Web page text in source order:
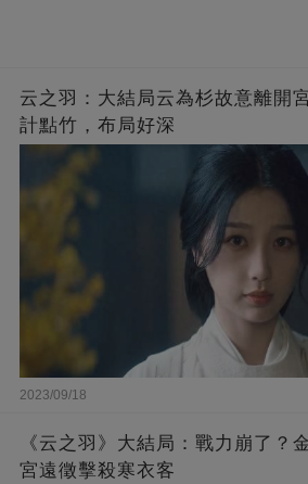
云之羽：大結局云為杉故意離開
計點竹，布局好深
2023/09/18
《云之羽》大結局：戰力崩了？
宮遠徵擊殺寒衣客